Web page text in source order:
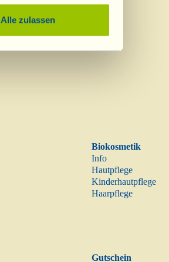
Alle zulassen
Biokosmetik
Info
Hautpflege
Kinderhautpflege
Haarpflege
Gutschein